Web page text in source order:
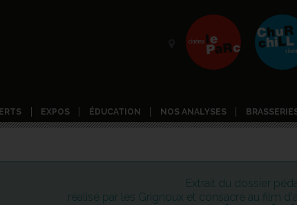
EXPOS ÉDUCATION NOS ANALYSES
Extrait du dossier
réalisé par les Grignoux et consacré au film